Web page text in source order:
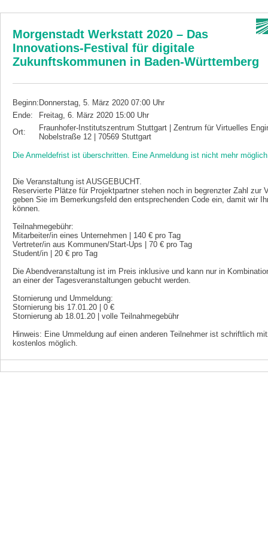
Morgenstadt Werkstatt 2020 – Das
Innovations-Festival für digitale
Zukunftskommunen in Baden-Württemberg
Beginn: Donnerstag, 5. März 2020 07:00 Uhr
Ende:
Freitag, 6. März 2020 15:00 Uhr
Ort:
Fraunhofer-Institutszentrum Stuttgart | Zentrum für Virtuelles
Nobelstraße 12 | 70569 Stuttgart
Die Anmeldefrist ist überschritten. Eine Anmeldung ist nicht mehr
Die Veranstaltung ist AUSGEBUCHT.
Reservierte Plätze für Projektpartner stehen noch in begrenzter Zahl zur
geben Sie im Bemerkungsfeld den entsprechenden Code ein, damit wir
können.
Teilnahmegebühr:
Mitarbeiter/in eines Unternehmen | 140 € pro Tag
Vertreter/in aus Kommunen/Start-Ups | 70 € pro Tag
Student/in | 20 € pro Tag
Die Abendveranstaltung ist im Preis inklusive und kann nur in
an einer der Tagesveranstaltungen gebucht werden.
Stornierung und Ummeldung:
Stornierung bis 17.01.20 | 0 €
Stornierung ab 18.01.20 | volle Teilnahmegebühr
Hinweis: Eine Ummeldung auf einen anderen Teilnehmer ist schriftlich
kostenlos möglich.